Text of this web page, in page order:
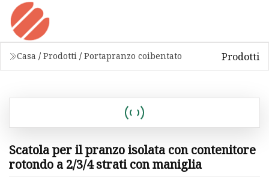
Casa / Prodotti / Portapranzo coibentato Prodotti
Scatola per il pranzo isolata con contenitore
rotondo a 2/3/4 strati con maniglia